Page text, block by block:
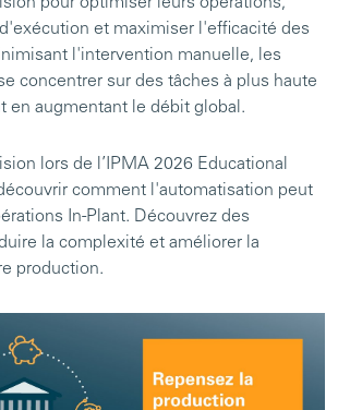
et maximiser l'efficacité des
l'intervention manuelle, les
concentrer sur des tâches à plus haute
en augmentant le débit global.
lors de l’IPMA 2026 Educational
comment l'automatisation peut
In-Plant. Découvrez des
la complexité et améliorer la
production.